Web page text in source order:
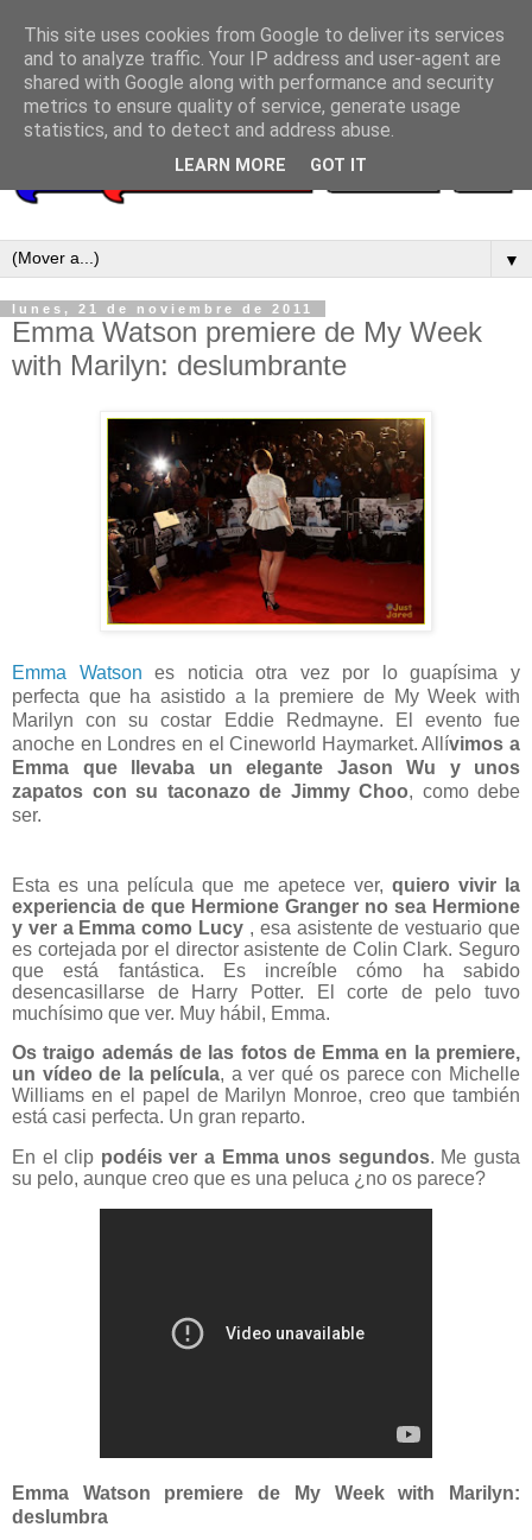
▼
lunes, 21 de noviembre de 2011
Emma Watson premiere de My Week
with Marilyn: deslumbrante
Emma Watson es noticia otra vez por lo guapísima y
perfecta que ha asistido a la premiere de My Week with
Marilyn con su costar Eddie Redmayne. El evento fue
anoche en Londres en el Cineworld Haymarket. Allívimos a
Emma que llevaba un elegante Jason Wu y unos
zapatos con su taconazo de Jimmy Choo, como debe
ser.
Esta es una película que me apetece ver, quiero vivir la
experiencia de que Hermione Granger no sea Hermione
y ver a Emma como Lucy , esa asistente de vestuario que
es cortejada por el director asistente de Colin Clark. Seguro
que está fantástica. Es increíble cómo ha sabido
desencasillarse de Harry Potter. El corte de pelo tuvo
muchísimo que ver. Muy hábil, Emma.
Os traigo además de las fotos de Emma en la premiere,
un vídeo de la película, a ver qué os parece con Michelle
Williams en el papel de Marilyn Monroe, creo que también
está casi perfecta. Un gran reparto.
En el clip podéis ver a Emma unos segundos. Me gusta
su pelo, aunque creo que es una peluca ¿no os parece?
Emma Watson premiere de My Week with Marilyn:
deslumbra
This site uses cookies from Google to deliver its services
and to analyze traffic. Your IP address and user-agent are
shared with Google along with performance and security
metrics to ensure quality of service, generate usage
statistics, and to detect and address abuse.
LEARN MORE GOT IT